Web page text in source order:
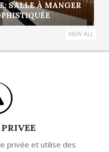
SALLE À MANGER
VIEW ALL
privée et utilise des